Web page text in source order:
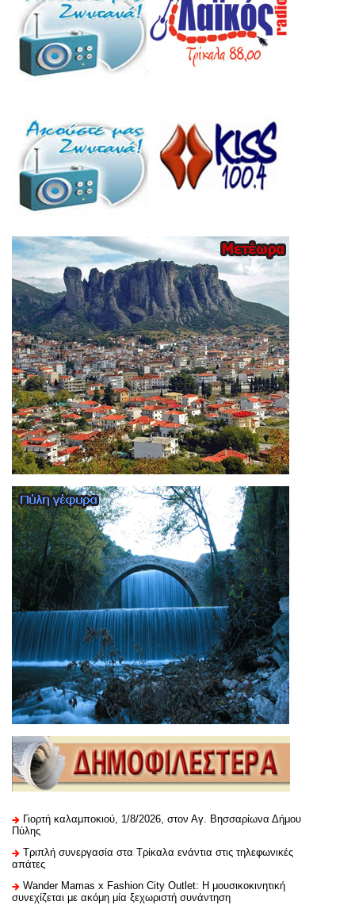
Γιορτή καλαμποκιού, 1/8/2026, στον Αγ. Βησσαρίωνα Δήμου
Πύλης
Τριπλή συνεργασία στα Τρίκαλα ενάντια στις τηλεφωνικές
απάτες
Wander Mamas x Fashion City Outlet: Η μουσικοκινητική
συνεχίζεται με ακόμη μία ξεχωριστή συνάντηση